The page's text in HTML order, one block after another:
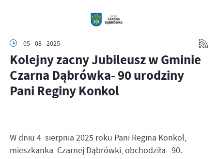
05 - 08 - 2025
Kolejny zacny Jubileusz w Gminie
Czarna Dąbrówka- 90 urodziny
Pani Reginy Konkol
W dniu 4 sierpnia 2025 roku Pani Regina Konkol,
mieszkanka Czarnej Dąbrówki, obchodziła 90.